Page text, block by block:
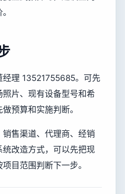
经理 13521755685。可先
片、现有设备型号和希
预算和实施判断。
售渠道、代理商、经销
改造方式，可以先把现
目范围判断下一步。